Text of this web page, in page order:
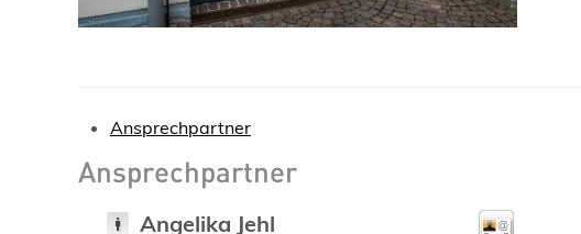
Ansprechpartner
Ansprechpartner
Angelika Jehl